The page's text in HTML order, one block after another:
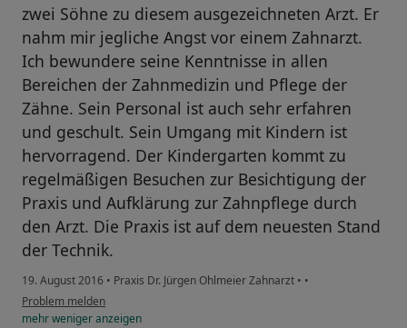
zwei Söhne zu diesem ausgezeichneten Arzt. Er
nahm mir jegliche Angst vor einem Zahnarzt.
Ich bewundere seine Kenntnisse in allen
Bereichen der Zahnmedizin und Pflege der
Zähne. Sein Personal ist auch sehr erfahren
und geschult. Sein Umgang mit Kindern ist
hervorragend. Der Kindergarten kommt zu
regelmäßigen Besuchen zur Besichtigung der
Praxis und Aufklärung zur Zahnpflege durch
den Arzt. Die Praxis ist auf dem neuesten Stand
der Technik.
19. August 2016 • Praxis Dr. Jürgen Ohlmeier Zahnarzt • •
Problem melden
mehrwenigeranzeigen